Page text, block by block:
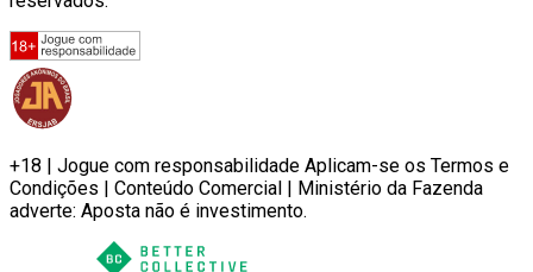
+18 | Jogue com responsabilidade Aplicam-se os Termos e
Condições | Conteúdo Comercial | Ministério da Fazenda
adverte: Aposta não é investimento.